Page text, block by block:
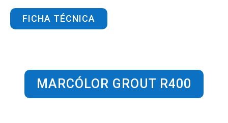
FICHA TÉCNICA
MARCÓLOR GROUT R400